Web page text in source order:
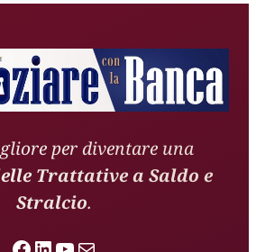
per diventare una
Trattative a Saldo e
Stralcio.